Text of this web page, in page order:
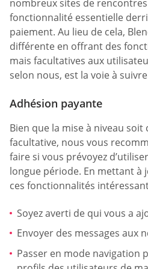
nombreux sites de
fonctionnalité essentielle
paiement. Au lieu de cela,
différente en offrant des
mais facultatives aux
selon nous, est la voie à
Adhésion payante
Bien que la mise à niveau
facultative, nous vous
faire si vous prévoyez
longue période. En mettant à
ces fonctionnalités
Soyez averti de qui vous a
Envoyer des messages aux
Passer en mode navigation